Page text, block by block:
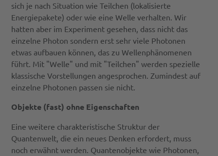
sich je nach Situation wie Teilchen (lokalisierte
Energiepakete) oder wie eine Welle verhalten. Wir
hatten aber im Experiment gesehen, dass nicht das
einzelne Photon sondern erst sehr viele Photonen
etwas aufbauen können, das zu Wellenphänomenen
führt. Mit "Welle" und mit "Teilchen" werden spezielle
klassische Vorstellungen angesprochen. Zumindest auf
einzelne Photonen passen sie nicht.
Objekte (fast) ohne Eigenschaften
Eine weitere charakteristische Struktur der
Quantenwelt, die ein neues Denken erfordert, muss
noch erwähnt werden. Quantenobjekte wie Photonen,